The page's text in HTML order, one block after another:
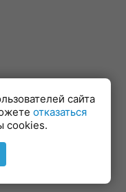
сайта
отказаться
cookies.